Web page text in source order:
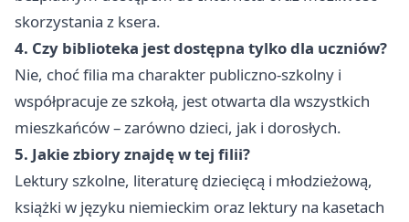
skorzystania z ksera.
4. Czy biblioteka jest dostępna tylko dla uczniów?
Nie, choć filia ma charakter publiczno-szkolny i
współpracuje ze szkołą, jest otwarta dla wszystkich
mieszkańców – zarówno dzieci, jak i dorosłych.
5. Jakie zbiory znajdę w tej filii?
Lektury szkolne, literaturę dziecięcą i młodzieżową,
książki w języku niemieckim oraz lektury na kasetach